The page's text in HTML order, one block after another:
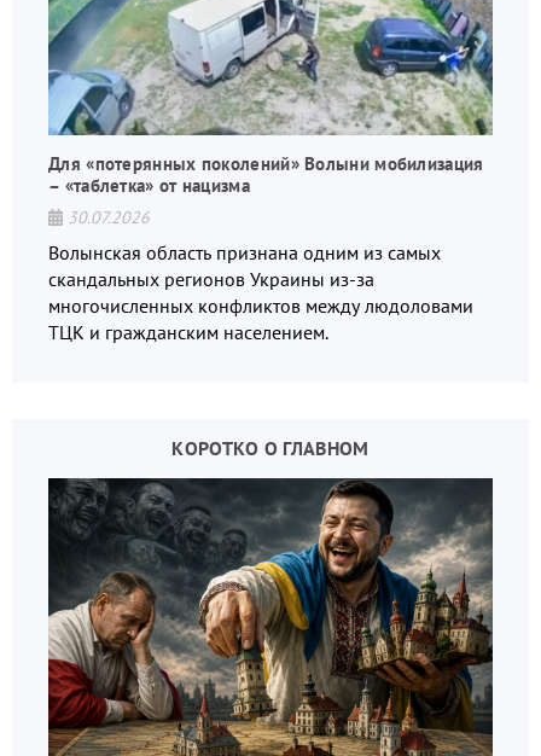
Для «потерянных поколений» Волыни мобилизация
– «таблетка» от нацизма
30.07.2026
Волынская область признана одним из самых
скандальных регионов Украины из-за
многочисленных конфликтов между людоловами
ТЦК и гражданским населением.
КОРОТКО О ГЛАВНОМ